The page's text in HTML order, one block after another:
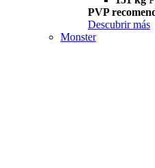
PVP
Descubrir más
Monster